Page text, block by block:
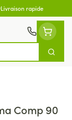
Livraison rapide
Comp 90